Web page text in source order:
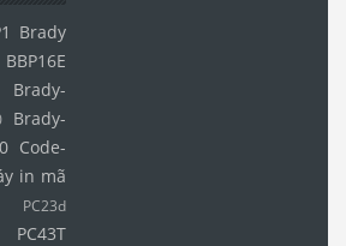
Brady
Brady-
Brady-
Code-
in mã
PC23d